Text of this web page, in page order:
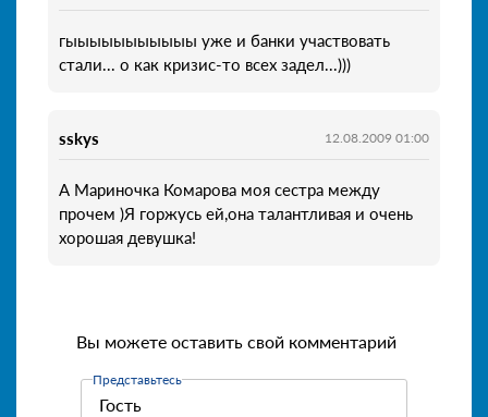
гыыыыыыыыыыы уже и банки участвовать
стали... о как кризис-то всех задел...)))
sskys 12.08.2009 01:00
А Мариночка Комарова моя сестра между
прочем )Я горжусь ей,она талантливая и очень
хорошая девушка!
Вы можете оставить свой комментарий
Представьтесь